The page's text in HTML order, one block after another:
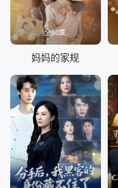
全60集
妈妈的家规